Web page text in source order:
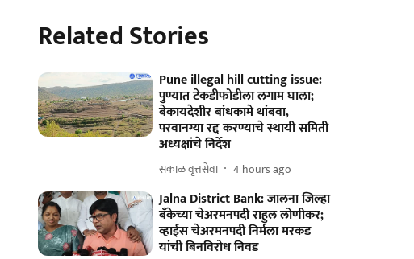
Related Stories
Pune illegal hill cutting issue:
पुण्यात टेकडीफोडीला लगाम घाला;
बेकायदेशीर बांधकामे थांबवा,
परवानग्या रद्द करण्याचे स्थायी समिती
अध्यक्षांचे निर्देश
सकाळ वृत्तसेवा 4 hours ago
Jalna District Bank: जालना जिल्हा
बँकेच्या चेअरमनपदी राहुल लोणीकर;
व्हाईस चेअरमनपदी निर्मला मरकड
यांची बिनविरोध निवड